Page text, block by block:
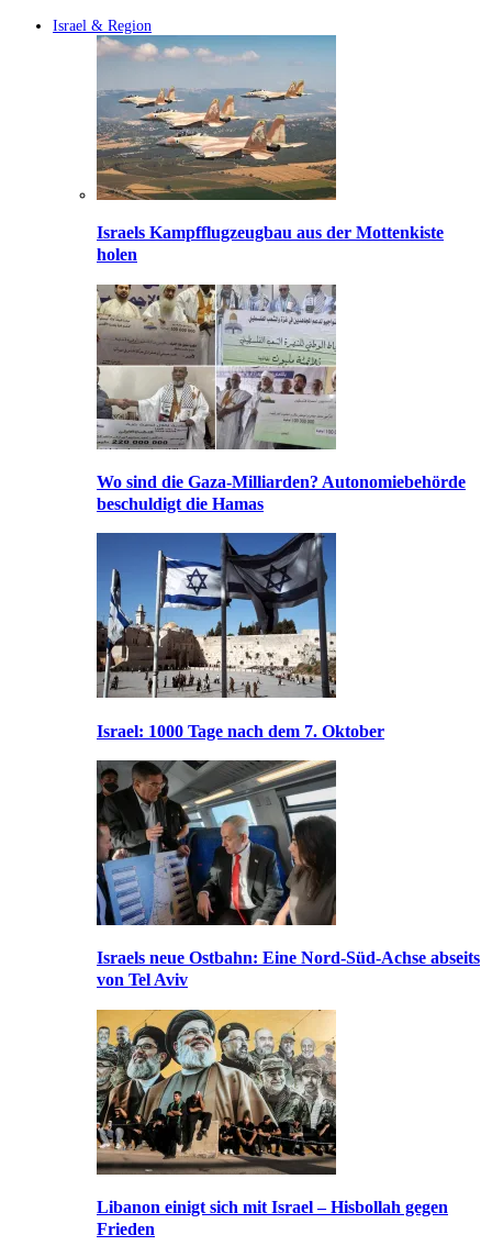
Israel & Region
Israels Kampfflugzeugbau aus der Mottenkiste
holen
Wo sind die Gaza-Milliarden? Autonomiebehörde
beschuldigt die Hamas
Israel: 1000 Tage nach dem 7. Oktober
Israels neue Ostbahn: Eine Nord-Süd-Achse abseits
von Tel Aviv
Libanon einigt sich mit Israel – Hisbollah gegen
Frieden